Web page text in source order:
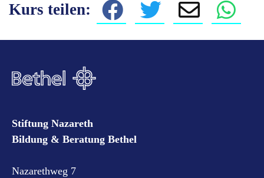
Kurs teilen:
Stiftung Nazareth
Bildung & Beratung Bethel
Nazarethweg 7